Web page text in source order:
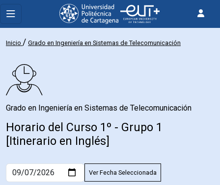
Inicio / Grado en Ingeniería en Sistemas de Telecomunicación
Grado en Ingeniería en Sistemas de Telecomunicación
Horario del Curso 1º - Grupo 1
[Itinerario en Inglés]
Ver Fecha Seleccionada